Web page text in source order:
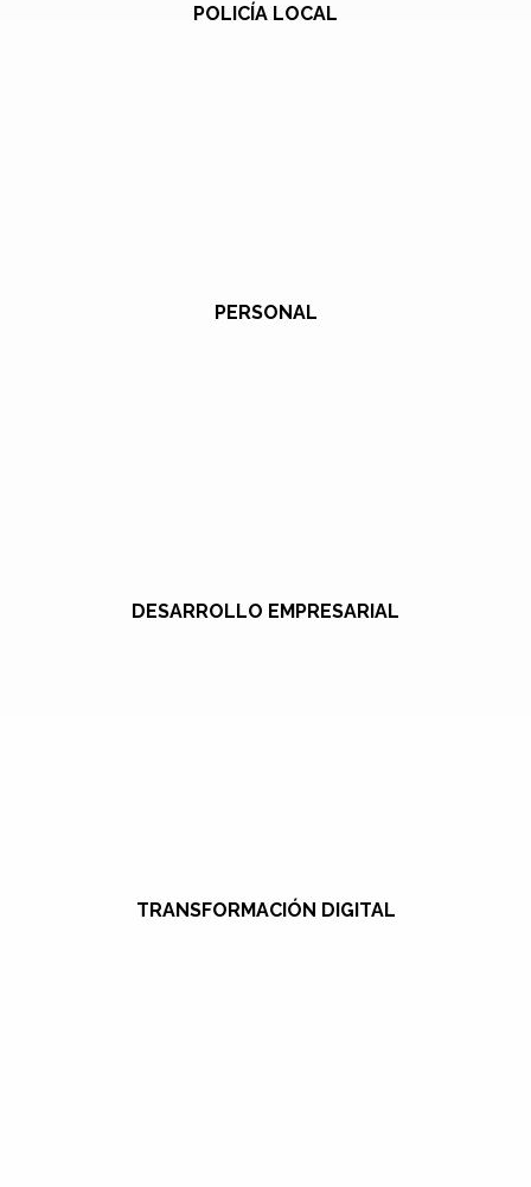
POLICÍA LOCAL
PERSONAL
DESARROLLO EMPRESARIAL
TRANSFORMACIÓN DIGITAL